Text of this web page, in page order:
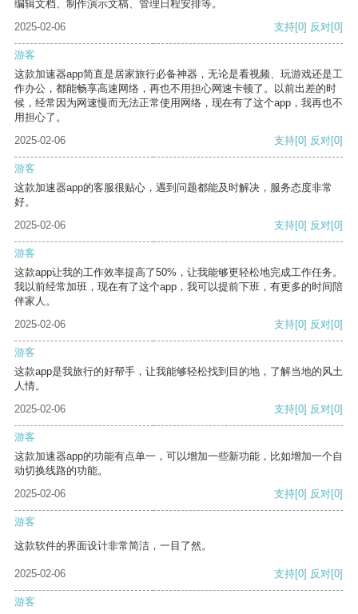
编辑文档、制作演示文稿、管理日程安排等。
2025-02-06
支持[0] 反对[0]
游客
这款加速器app简直是居家旅行必备神器，无论是看视频、玩游戏还是工
作办公，都能畅享高速网络，再也不用担心网速卡顿了。以前出差的时
候，经常因为网速慢而无法正常使用网络，现在有了这个app，我再也不
用担心了。
2025-02-06
支持[0] 反对[0]
游客
这款加速器app的客服很贴心，遇到问题都能及时解决，服务态度非常
好。
2025-02-06
支持[0] 反对[0]
游客
这款app让我的工作效率提高了50%，让我能够更轻松地完成工作任务。
我以前经常加班，现在有了这个app，我可以提前下班，有更多的时间陪
伴家人。
2025-02-06
支持[0] 反对[0]
游客
这款app是我旅行的好帮手，让我能够轻松找到目的地，了解当地的风土
人情。
2025-02-06
支持[0] 反对[0]
游客
这款加速器app的功能有点单一，可以增加一些新功能，比如增加一个自
动切换线路的功能。
2025-02-06
支持[0] 反对[0]
游客
这款软件的界面设计非常简洁，一目了然。
2025-02-06 支持[0] 反对[0]
游客